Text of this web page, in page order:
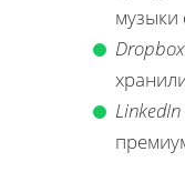
музыки
Dropbox
LinkedIn